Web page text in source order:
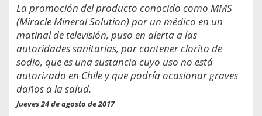
La promoción del producto conocido como MMS
(Miracle Mineral Solution) por un médico en un
matinal de televisión, puso en alerta a las
autoridades sanitarias, por contener clorito de
sodio, que es una sustancia cuyo uso no está
autorizado en Chile y que podría ocasionar graves
daños a la salud.
Jueves 24 de agosto de 2017